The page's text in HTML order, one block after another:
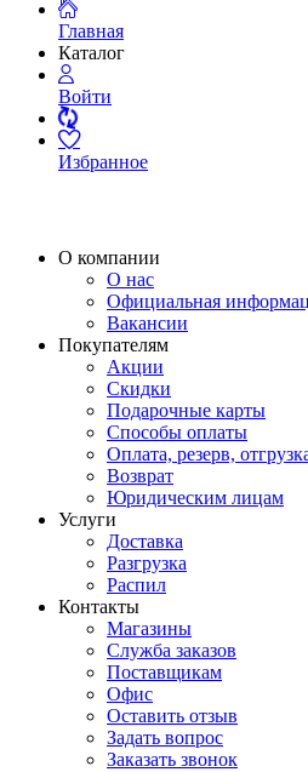
Главная
Каталог
Войти
Избранное
О компании
О нас
Официальная
Вакансии
Покупателям
Акции
Скидки
Подарочные карты
Способы оплаты
Оплата, резерв,
Возврат
Юридическим лицам
Услуги
Доставка
Разгрузка
Распил
Контакты
Магазины
Служба заказов
Поставщикам
Офис
Оставить отзыв
Задать вопрос
Заказать звонок